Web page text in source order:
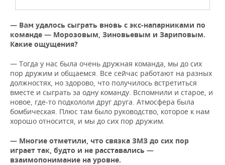
— Вам удалось сыграть вновь с экс-напарниками по
команде — Морозовым, Зиновьевым и Зариповым.
Какие ощущения?
— Тогда у нас была очень дружная команда, мы до сих
пор дружим и общаемся. Все сейчас работают на разных
должностях, но здорово, что получилось встретиться
вместе и сыграть за одну команду. Вспомнили и старое, и
новое, где-то подкололи друг друга. Атмосфера была
бомбическая. Плюс там было руководство, которое к нам
хорошо относится, и мы до сих пор дружим.
— Многие отметили, что связка ЗМЗ до сих пор
играет так, будто и не расставались —
взаимопонимание на уровне.